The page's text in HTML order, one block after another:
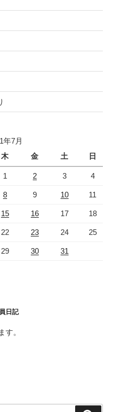
年7月
木 金 土 日
1 2 3 4
8 9 10 11
15 16 17 18
22 23 24 25
29 30 31
日記
す。